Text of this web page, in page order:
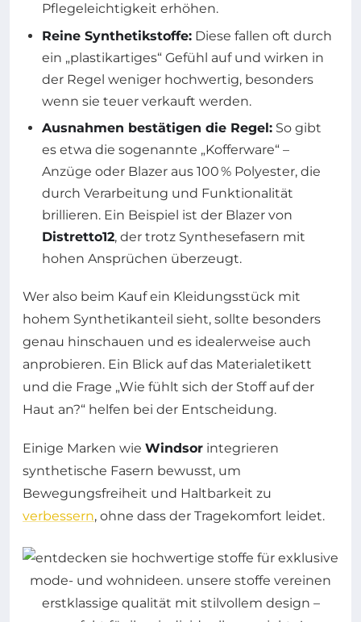
Pflegeleichtigkeit erhöhen.
Reine Synthetikstoffe: Diese fallen oft durch
ein „plastikartiges“ Gefühl auf und wirken in
der Regel weniger hochwertig, besonders
wenn sie teuer verkauft werden.
Ausnahmen bestätigen die Regel: So gibt
es etwa die sogenannte „Kofferware“ –
Anzüge oder Blazer aus 100 % Polyester, die
durch Verarbeitung und Funktionalität
brillieren. Ein Beispiel ist der Blazer von
Distretto12, der trotz Synthesefasern mit
hohen Ansprüchen überzeugt.
Wer also beim Kauf ein Kleidungsstück mit
hohem Synthetikanteil sieht, sollte besonders
genau hinschauen und es idealerweise auch
anprobieren. Ein Blick auf das Materialetikett
und die Frage „Wie fühlt sich der Stoff auf der
Haut an?“ helfen bei der Entscheidung.
Einige Marken wie Windsor integrieren
synthetische Fasern bewusst, um
Bewegungsfreiheit und Haltbarkeit zu
verbessern, ohne dass der Tragekomfort leidet.